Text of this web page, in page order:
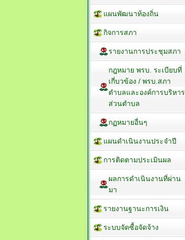
แผนพัฒนาท้องถิ่น
กิจการสภา
รายงานการประชุมสภา
กฎหมาย พรบ. ระเบียบที่
เกี่บวข้อง / พรบ.สภา
ตำบลและองค์การบริหาร
ส่วนตำบล
กฏหมายอื่นๆ
แผนดำเนินงานประจำปี
การติดตามประเมินผล
ผลการดำเนินงานที่ผ่าน
มา
รายงานฐานะการเงิน
ระบบจัดซื้อจัดจ้าง